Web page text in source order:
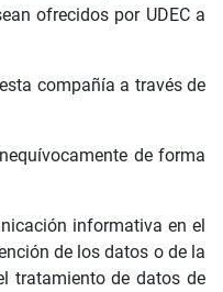
ofrecidos por UDEC a
compañía a través de
de forma
informativa en el
de los datos o de la
tratamiento de datos de